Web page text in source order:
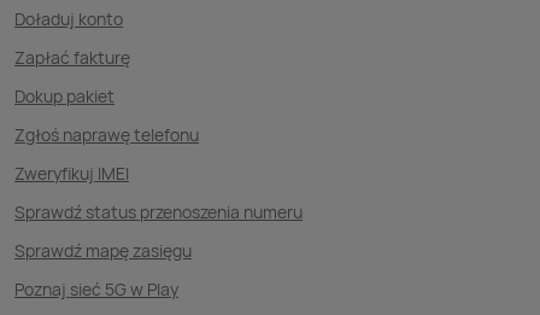
Doładuj konto
Zapłać fakturę
Dokup pakiet
Zgłoś naprawę telefonu
Zweryfikuj IMEI
Sprawdź status przenoszenia numeru
Sprawdź mapę zasięgu
Poznaj sieć 5G w Play